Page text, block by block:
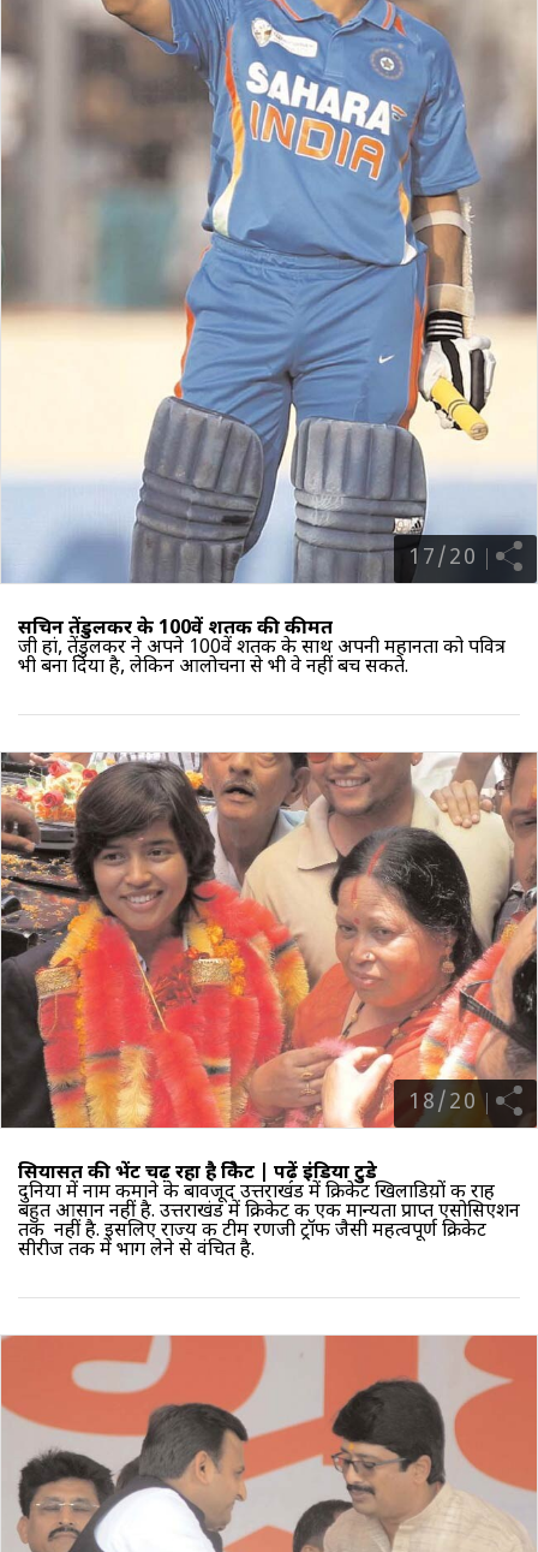
17/ 20
सचिन तेंडुलकर के 100वें शतक की कीमत
जी हां, तेंडुलकर ने अपने 100वें शतक के साथ अपनी महानता को पवित्र
भी बना दिया है, लेकिन आलोचना से भी वे नहीं बच सकते.
18/20
सियासत की भेंट चढ़ रहा है क्रिकेट | पढ़ें इंडिया टुडे
दुनिया में नाम कमाने के बावजूद उत्तराखंड में क्रिकेट खिलाडिय़ों की राह
बहुत आसान नहीं है. उत्तराखंड में क्रिकेट की एक मान्यता प्राप्त एसोसिएशन
तक नहीं है. इसलिए राज्‍य की टीम रणजी ट्रॉफी जैसी महत्वपूर्ण क्रिकेट
सीरीज तक में भाग लेने से वंचित है.